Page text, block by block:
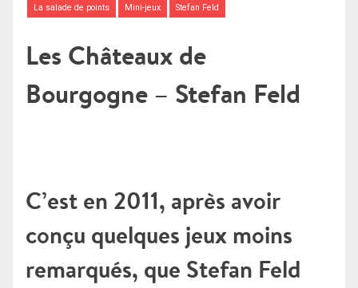
La salade de points Mini-jeux Stefan Feld
Les Châteaux de
Bourgogne – Stefan Feld
C’est en 2011, après avoir
conçu quelques jeux moins
remarqués, que Stefan Feld